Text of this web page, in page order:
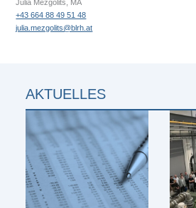
Julia Mezgolits, MA
+43 664 88 49 51 48
julia.mezgolits@blrh.at
AKTUELLES